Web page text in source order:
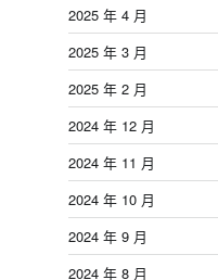
2025 年 4 月
2025 年 3 月
2025 年 2 月
2024 年 12 月
2024 年 11 月
2024 年 10 月
2024 年 9 月
2024 年 8 月